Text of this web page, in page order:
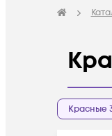
Красные